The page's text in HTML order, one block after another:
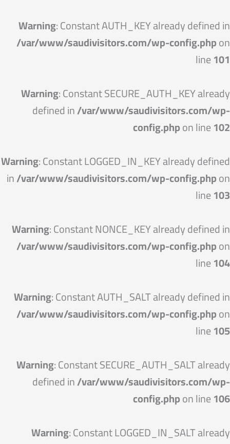
Warning: Constant AUTH_KEY already defined in
/var/www/saudivisitors.com/wp-config.phpon
line101
Warning: Constant SECURE_AUTH_KEY already
defined in/var/www/saudivisitors.com/wp-
config.phpon line102
Warning: Constant LOGGED_IN_KEY already defined
in/var/www/saudivisitors.com/wp-config.phpon
line103
Warning: Constant NONCE_KEY already defined in
/var/www/saudivisitors.com/wp-config.phpon
line104
Warning: Constant AUTH_SALT already defined in
/var/www/saudivisitors.com/wp-config.phpon
line105
Warning: Constant SECURE_AUTH_SALT already
defined in/var/www/saudivisitors.com/wp-
config.phpon line106
Warning: Constant LOGGED_IN_SALT already
إلى
المحتوى